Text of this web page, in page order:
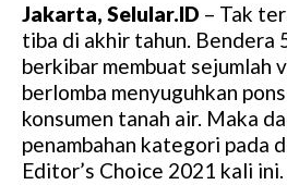
Jakarta, Selular.ID – Tak
tiba di akhir tahun. Bendera
berkibar membuat sejumlah
berlomba menyuguhkan
konsumen tanah air. Maka
penambahan kategori pada
Editor’s Choice 2021 kali ini.